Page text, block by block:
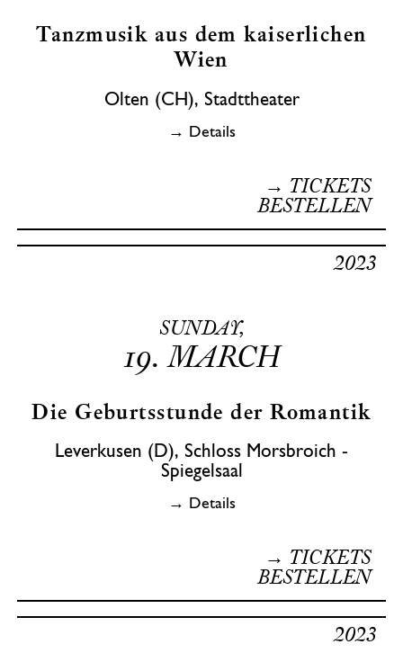
Tanzmusik aus dem kaiserlichen
Wien
Olten (CH), Stadttheater
→ Details
→ TICKETS
BESTELLEN
SUNDAY,
19. MARCH
2023
Die Geburtsstunde der Romantik
Leverkusen (D), Schloss Morsbroich -
Spiegelsaal
→ Details
→ TICKETS
BESTELLEN
2023